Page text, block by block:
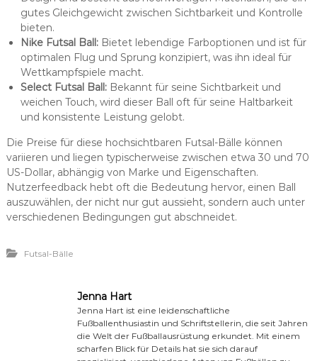
gutes Gleichgewicht zwischen Sichtbarkeit und Kontrolle
bieten.
Nike Futsal Ball:Bietet lebendige Farboptionen und ist für
optimalen Flug und Sprung konzipiert, was ihn ideal für
Wettkampfspiele macht.
Select Futsal Ball:Bekannt für seine Sichtbarkeit und
weichen Touch, wird dieser Ball oft für seine Haltbarkeit
und konsistente Leistung gelobt.
Die Preise für diese hochsichtbaren Futsal-Bälle können
variieren und liegen typischerweise zwischen etwa 30 und 70
US-Dollar, abhängig von Marke und Eigenschaften.
Nutzerfeedback hebt oft die Bedeutung hervor, einen Ball
auszuwählen, der nicht nur gut aussieht, sondern auch unter
verschiedenen Bedingungen gut abschneidet.
Futsal-Bälle
Jenna Hart
Jenna Hart ist eine leidenschaftliche
Fußballenthusiastin und Schriftstellerin, die seit Jahren
die Welt der Fußballausrüstung erkundet. Mit einem
scharfen Blick für Details hat sie sich darauf